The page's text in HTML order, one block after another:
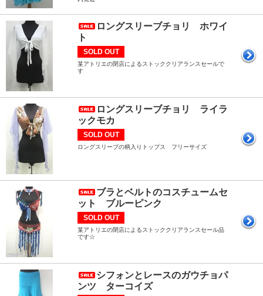
ロングスリーブチョリ ホワイ
ト
SOLD OUT
某アトリエの閉店によるストッククリアランスセールで
す
ロングスリーブチョリ ライラ
ックモカ
SOLD OUT
ロングスリーブの柄入りトップス フリーサイズ
ブラとベルトのコスチュームセ
ット ブルーピンク
SOLD OUT
某アトリエの閉店によるストッククリアランスセール品
です☆
シフォンとレースのガウチョパ
ンツ ターコイズ